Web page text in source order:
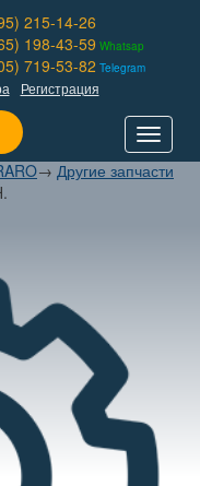
215-14-26
198-43-59 Whatsap
719-53-82 Telegram
Регистрация
Toggle
→ Другие запчасти